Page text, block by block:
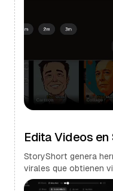
Edita Videos
StoryShort genera
virales que obtienen